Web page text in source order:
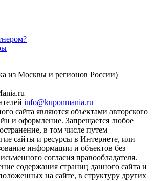
из Москвы и регионов России)
info@kuponmania.ru
сайта являются объектами авторского
и оформление. Запрещается любое
в том числе путем
сайты и ресурсы в Интернете, или
информации и объектов без
согласия правообладателя.
содержания страниц данного сайта и
на сайте, в структуру других